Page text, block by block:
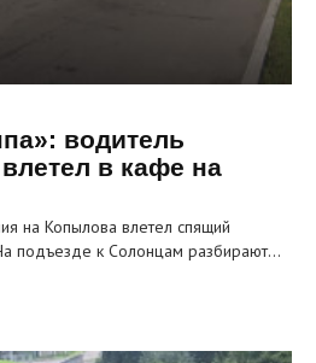
водитель
в кафе на
на Копылова влетел спящий
подъезде к Солонцам разбирают…